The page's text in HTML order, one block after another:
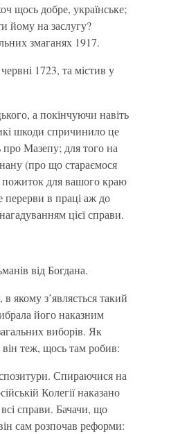
щось добре, українське;
йому на заслугу?
змаганях 1917.
1723, та містив у
а покінчуючи навіть
шкоди спричинило це
про Мазепу; для того на
(про що стараємося
пожиток для вашого краю
перерви в праці аж до
цієї справи.
від Богдана.
якому з’являється такий
його наказним
виборів. Як
теж, щось там робив:
Спираючися на
Колегії наказано
справи. Бачачи, що
сам розпочав реформи: